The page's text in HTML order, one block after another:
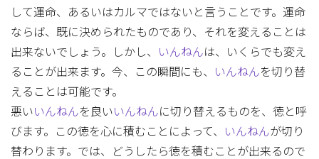
して運命、あるいはカルマではないと言うことです。運命
ならば、既に決められたものであり、それを変えることは
出来ないでしょう。しかし、
いんねんは、いくらでも変え
ることが出来ます。今、この瞬間にも、
いんねんを切り替
えることは可能です。
悪いいんねんを良いいんねんに切り替えるものを、徳と呼
びます。この徳を心に積むことによって、
いんねんが切り
替わります。では、どうしたら徳を積むことが出来るので